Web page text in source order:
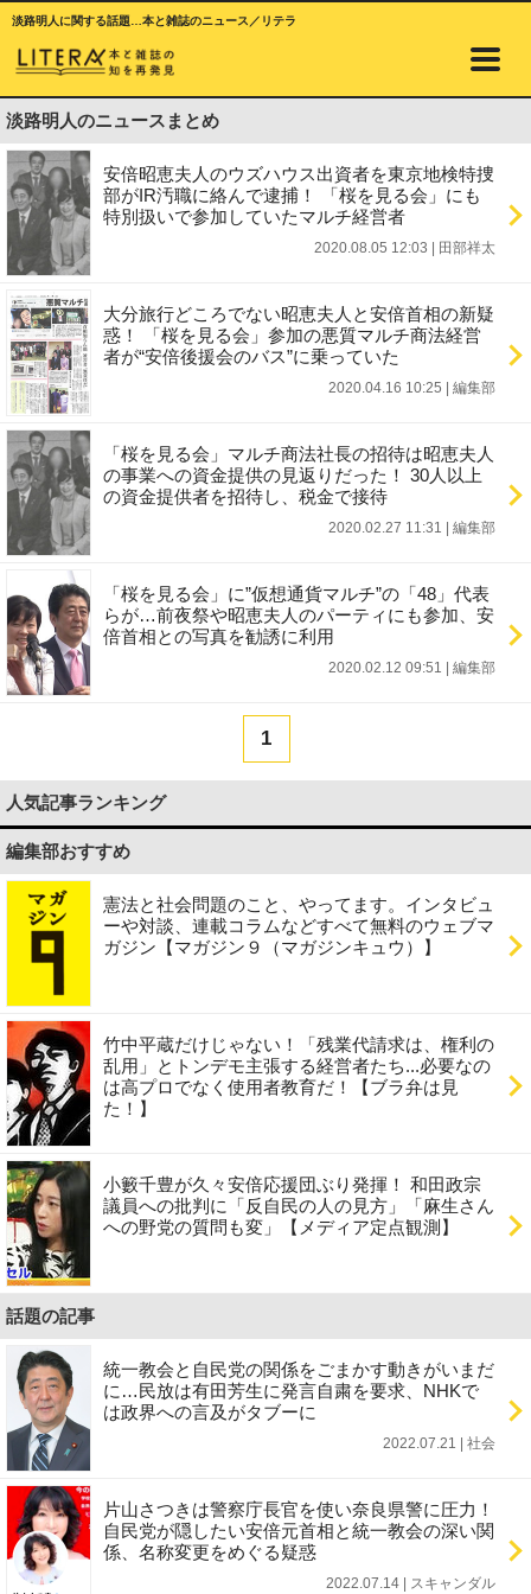
淡路明人に関する話題…本と雑誌のニュース／リテラ
淡路明人のニュースまとめ
安倍昭恵夫人のウズハウス出資者を東京地検特捜
部がIR汚職に絡んで逮捕！ 「桜を見る会」にも
特別扱いで参加していたマルチ経営者
2020.08.05 12:03 田部祥太
大分旅行どころでない昭恵夫人と安倍首相の新疑
惑！ 「桜を見る会」参加の悪質マルチ商法経営
者が“安倍後援会のバス”に乗っていた
2020.04.16 10:25 編集部
「桜を見る会」マルチ商法社長の招待は昭恵夫人
の事業への資金提供の見返りだった！ 30人以上
の資金提供者を招待し、税金で接待
2020.02.27 11:31 編集部
「桜を見る会」に”仮想通貨マルチ”の「48」代表
らが…前夜祭や昭恵夫人のパーティにも参加、安
倍首相との写真を勧誘に利用
2020.02.12 09:51 編集部
1
人気記事ランキング
編集部おすすめ
憲法と社会問題のこと、やってます。インタビュ
ーや対談、連載コラムなどすべて無料のウェブマ
ガジン【マガジン９（マガジンキュウ）】
竹中平蔵だけじゃない！「残業代請求は、権利の
乱用」とトンデモ主張する経営者たち...必要なの
は高プロでなく使用者教育だ！【ブラ弁は見
た！】
小籔千豊が久々安倍応援団ぶり発揮！ 和田政宗
議員への批判に「反自民の人の見方」「麻生さん
への野党の質問も変」【メディア定点観測】
話題の記事
統一教会と自民党の関係をごまかす動きがいまだ
に…民放は有田芳生に発言自粛を要求、NHKで
は政界への言及がタブーに
2022.07.21 | 社会
片山さつきは警察庁長官を使い奈良県警に圧力！
自民党が隠したい安倍元首相と統一教会の深い関
係、名称変更をめぐる疑惑
2022.07.14 | スキャンダル